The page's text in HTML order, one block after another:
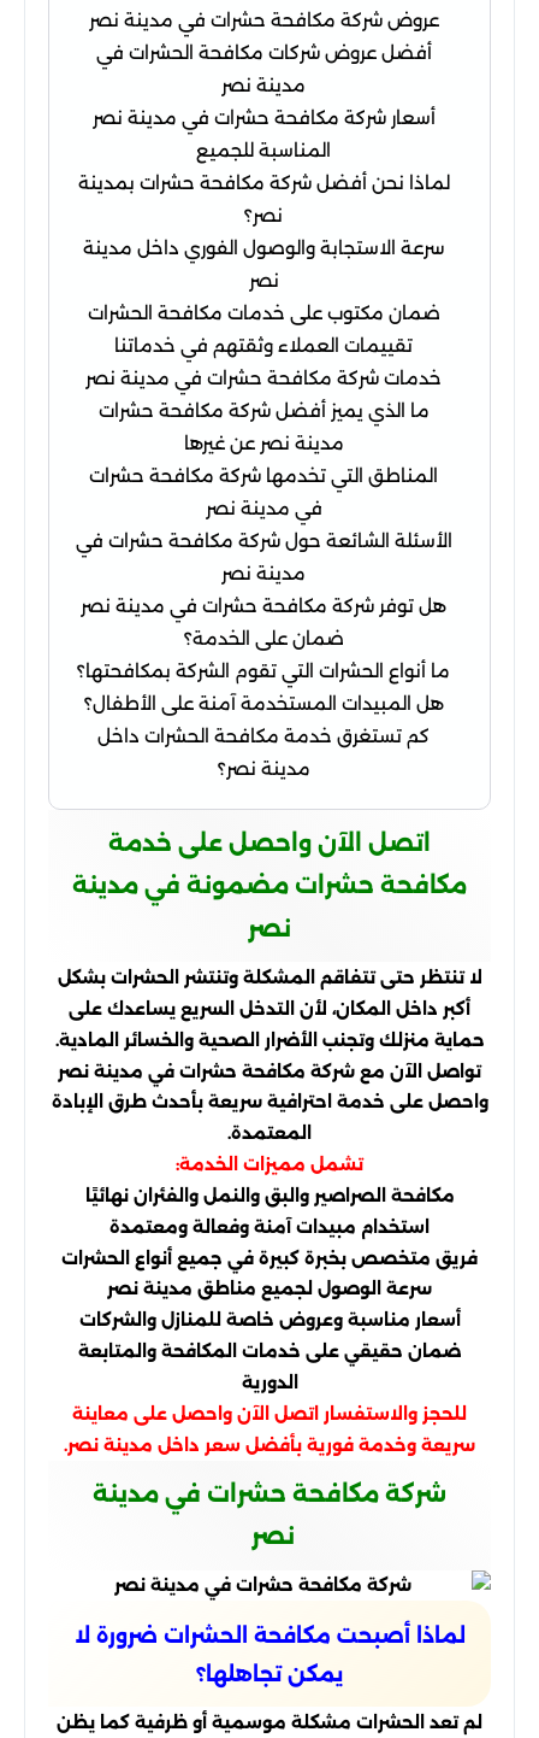
عروض شركة مكافحة حشرات في مدينة نصر
أفضل عروض شركات مكافحة الحشرات في
مدينة نصر
أسعار شركة مكافحة حشرات في مدينة نصر
المناسبة للجميع
لماذا نحن أفضل شركة مكافحة حشرات بمدينة
نصر؟
سرعة الاستجابة والوصول الفوري داخل مدينة
نصر
ضمان مكتوب على خدمات مكافحة الحشرات
تقييمات العملاء وثقتهم في خدماتنا
خدمات شركة مكافحة حشرات في مدينة نصر
ما الذي يميز أفضل شركة مكافحة حشرات
مدينة نصر عن غيرها
المناطق التي تخدمها شركة مكافحة حشرات
في مدينة نصر
الأسئلة الشائعة حول شركة مكافحة حشرات في
مدينة نصر
هل توفر شركة مكافحة حشرات في مدينة نصر
ضمان على الخدمة؟
ما أنواع الحشرات التي تقوم الشركة بمكافحتها؟
هل المبيدات المستخدمة آمنة على الأطفال؟
كم تستغرق خدمة مكافحة الحشرات داخل
مدينة نصر؟
اتصل الآن واحصل على خدمة
مكافحة حشرات مضمونة في مدينة
نصر
لا تنتظر حتى تتفاقم المشكلة وتنتشر الحشرات بشكل
أكبر داخل المكان، لأن التدخل السريع يساعدك على
حماية منزلك وتجنب الأضرار الصحية والخسائر المادية.
تواصل الآن مع شركة مكافحة حشرات في مدينة نصر
واحصل على خدمة احترافية سريعة بأحدث طرق الإبادة
المعتمدة.
تشمل مميزات الخدمة:
مكافحة الصراصير والبق والنمل والفئران نهائيًا
استخدام مبيدات آمنة وفعالة ومعتمدة
فريق متخصص بخبرة كبيرة في جميع أنواع الحشرات
سرعة الوصول لجميع مناطق مدينة نصر
أسعار مناسبة وعروض خاصة للمنازل والشركات
ضمان حقيقي على خدمات المكافحة والمتابعة
الدورية
للحجز والاستفسار اتصل الآن واحصل على معاينة
سريعة وخدمة فورية بأفضل سعر داخل مدينة نصر.
شركة مكافحة حشرات في مدينة
نصر
لماذا أصبحت مكافحة الحشرات ضرورة لا
يمكن تجاهلها؟
لم تعد الحشرات مشكلة موسمية أو ظرفية كما يظن